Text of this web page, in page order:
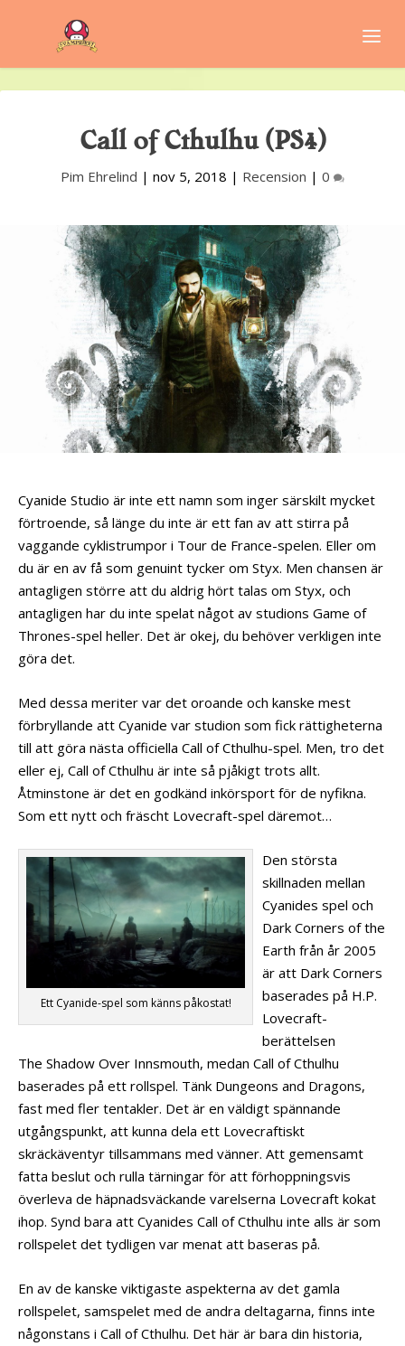
Call of Cthulhu (PS4)
Pim Ehrelind | nov 5, 2018 | Recension | 0
Cyanide Studio är inte ett namn som inger särskilt mycket
förtroende, så länge du inte är ett fan av att stirra på
vaggande cyklistrumpor i Tour de France-spelen. Eller om
du är en av få som genuint tycker om Styx. Men chansen är
antagligen större att du aldrig hört talas om Styx, och
antagligen har du inte spelat något av studions Game of
Thrones-spel heller. Det är okej, du behöver verkligen inte
göra det.
Med dessa meriter var det oroande och kanske mest
förbryllande att Cyanide var studion som fick rättigheterna
till att göra nästa officiella Call of Cthulhu-spel. Men, tro det
eller ej, Call of Cthulhu är inte så pjåkigt trots allt.
Åtminstone är det en godkänd inkörsport för de nyfikna.
Som ett nytt och fräscht Lovecraft-spel däremot…
Ett Cyanide-spel som känns påkostat!
Den största
skillnaden mellan
Cyanides spel och
Dark Corners of the
Earth från år 2005
är att Dark Corners
baserades på H.P.
Lovecraft-
berättelsen
The Shadow Over Innsmouth, medan Call of Cthulhu
baserades på ett rollspel. Tänk Dungeons and Dragons,
fast med fler tentakler. Det är en väldigt spännande
utgångspunkt, att kunna dela ett Lovecraftiskt
skräckäventyr tillsammans med vänner. Att gemensamt
fatta beslut och rulla tärningar för att förhoppningsvis
överleva de häpnadsväckande varelserna Lovecraft kokat
ihop. Synd bara att Cyanides Call of Cthulhu inte alls är som
rollspelet det tydligen var menat att baseras på.
En av de kanske viktigaste aspekterna av det gamla
rollspelet, samspelet med de andra deltagarna, finns inte
någonstans i Call of Cthulhu. Det här är bara din historia,